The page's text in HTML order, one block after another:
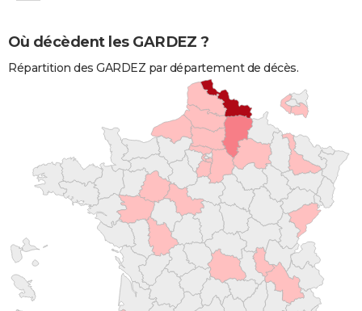
Où décèdent les GARDEZ ?
Répartition des GARDEZ par département de décès.